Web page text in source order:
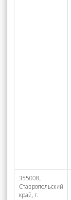
355008,
Ставропольский
край, г.